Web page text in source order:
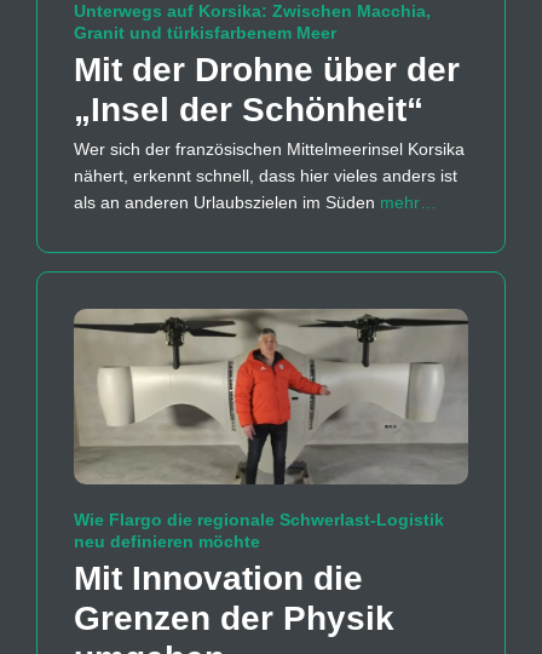
Unterwegs auf Korsika: Zwischen Macchia,
Granit und türkisfarbenem Meer
Mit der Drohne über der
„Insel der Schönheit“
Wer sich der französischen Mittelmeerinsel Korsika
nähert, erkennt schnell, dass hier vieles anders ist
als an anderen Urlaubszielen im Süden mehr…
Wie Flargo die regionale Schwerlast-Logistik
neu definieren möchte
Mit Innovation die
Grenzen der Physik